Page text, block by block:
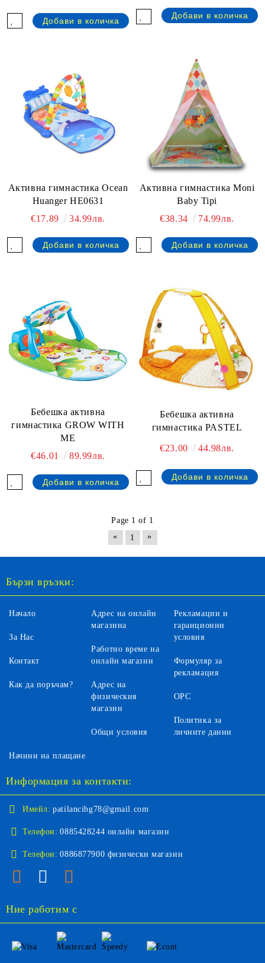
Активна гимнастика Ocean
Huanger HE0631
€17.89
34.99лв.
Активна гимнастика Moni
Baby Tipi
€38.34
74.99лв.
Бебешка активна
гимнастика GROW WITH
ME
€46.01
89.99лв.
Бебешка активна
гимнастика PASTEL
€23.00 44.98лв.
Page 1 of 1
«
1 »
Бързи връзки:
Начало
За Нас
Контакт
Как да поръчам?
Адрес на онлайн
магазина
Работно време на
онлайн магазин
Адрес на
физическия
магазин
Общи условия
Рекламации и
гаранционни
условия
Формуляр за
рекламация
ОРС
Политика за
личните данни
Начини на плащане
Информация за контакти:
Имейл: patilancibg78@gmail.com
Телефон: 0885428244 онлайн магазин
Телефон: 0886877900 физически магазин
Ние работим с